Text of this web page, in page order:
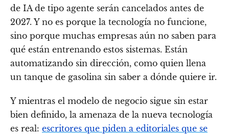
de IA de tipo agente serán cancelados antes de
2027. Y no es porque la tecnología no funcione,
sino porque muchas empresas aún no saben para
qué están entrenando estos sistemas. Están
automatizando sin dirección, como quien llena
un tanque de gasolina sin saber a dónde quiere ir.
Y mientras el modelo de negocio sigue sin estar
bien definido, la amenaza de la nueva tecnología
es real: escritores que piden a editoriales que se